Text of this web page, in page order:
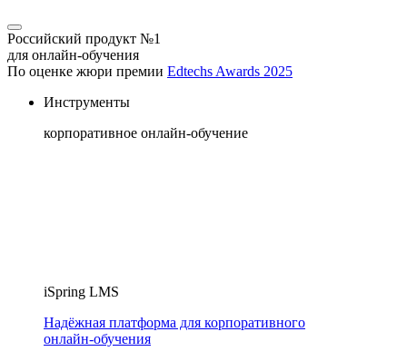
Российский продукт №1
для онлайн-обучения
По оценке жюри премии Edtechs Awards 2025
Инструменты
корпоративное онлайн-обучение
iSpring LMS
Надёжная платформа для корпоративного
онлайн‑обучения